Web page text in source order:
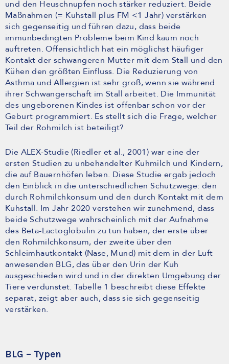
und den Heuschnupfen noch stärker reduziert. Beide
Maßnahmen (= Kuhstall plus FM <1 Jahr) verstärken
sich gegenseitig und führen dazu, dass beide
immunbedingten Probleme beim Kind kaum noch
auftreten. Offensichtlich hat ein möglichst häufiger
Kontakt der schwangeren Mutter mit dem Stall und den
Kühen den größten Einfluss. Die Reduzierung von
Asthma und Allergien ist sehr groß, wenn sie während
ihrer Schwangerschaft im Stall arbeitet. Die Immunität
des ungeborenen Kindes ist offenbar schon vor der
Geburt programmiert. Es stellt sich die Frage, welcher
Teil der Rohmilch ist beteiligt?
Die ALEX-Studie (Riedler et al., 2001) war eine der
ersten Studien zu unbehandelter Kuhmilch und Kindern,
die auf Bauernhöfen leben. Diese Studie ergab jedoch
den Einblick in die unterschiedlichen Schutzwege: den
durch Rohmilchkonsum und den durch Kontakt mit dem
Kuhstall. Im Jahr 2020 verstehen wir zunehmend, dass
beide Schutzwege wahrscheinlich mit der Aufnahme
des Beta-Lactoglobulin zu tun haben, der erste über
den Rohmilchkonsum, der zweite über den
Schleimhautkontakt (Nase, Mund) mit dem in der Luft
anwesenden BLG, das über den Urin der Kuh
ausgeschieden wird und in der direkten Umgebung der
Tiere verdunstet. Tabelle 1 beschreibt diese Effekte
separat, zeigt aber auch, dass sie sich gegenseitig
verstärken.
BLG – Typen